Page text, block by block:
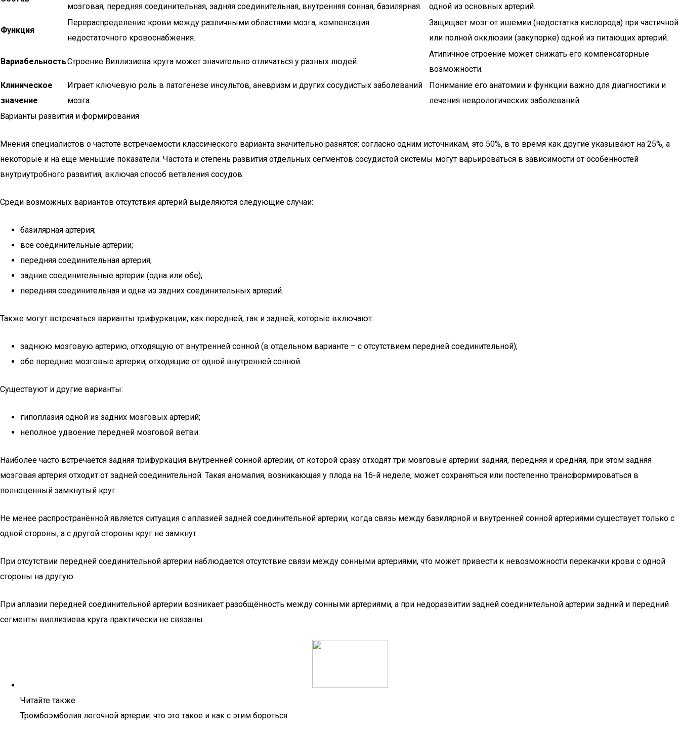
мозговая, передняя соединительная, задняя соединительная, внутренняя сонная, базилярная.
одной из основных артерий.
Функция
Перераспределение крови между различными областями мозга, компенсация
недостаточного кровоснабжения.
Защищает мозг от ишемии (недостатка кислорода) при частичной
или полной окклюзии (закупорке) одной из питающих артерий.
ВариабельностьСтроение Виллизиева круга может значительно отличаться у разных людей.
Атипичное строение может снижать его компенсаторные
возможности.
Клиническое
значение
Играет ключевую роль в патогенезе инсультов, аневризм и других сосудистых заболеваний
мозга.
Понимание его анатомии и функции важно для диагностики и
лечения неврологических заболеваний.
Варианты развития и формирования
Мнения специалистов о частоте встречаемости классического варианта значительно разнятся: согласно одним источникам, это 50%, в то время как другие указывают на 25%, а
некоторые и на еще меньшие показатели. Частота и степень развития отдельных сегментов сосудистой системы могут варьироваться в зависимости от особенностей
внутриутробного развития, включая способ ветвления сосудов.
Среди возможных вариантов отсутствия артерий выделяются следующие случаи:
базилярная артерия;
все соединительные артерии;
передняя соединительная артерия;
задние соединительные артерии (одна или обе);
передняя соединительная и одна из задних соединительных артерий.
Также могут встречаться варианты трифуркации, как передней, так и задней, которые включают:
заднюю мозговую артерию, отходящую от внутренней сонной (в отдельном варианте – с отсутствием передней соединительной);
обе передние мозговые артерии, отходящие от одной внутренней сонной.
Существуют и другие варианты:
гипоплазия одной из задних мозговых артерий;
неполное удвоение передней мозговой ветви.
Наиболее часто встречается задняя трифуркация внутренней сонной артерии, от которой сразу отходят три мозговые артерии: задняя, передняя и средняя, при этом задняя
мозговая артерия отходит от задней соединительной. Такая аномалия, возникающая у плода на 16-й неделе, может сохраняться или постепенно трансформироваться в
полноценный замкнутый круг.
Не менее распространённой является ситуация с аплазией задней соединительной артерии, когда связь между базилярной и внутренней сонной артериями существует только с
одной стороны, а с другой стороны круг не замкнут.
При отсутствии передней соединительной артерии наблюдается отсутствие связи между сонными артериями, что может привести к невозможности перекачки крови с одной
стороны на другую.
При аплазии передней соединительной артерии возникает разобщённость между сонными артериями, а при недоразвитии задней соединительной артерии задний и передний
сегменты виллизиева круга практически не связаны.
Читайте также:
Тромбоэмболия легочной артерии: что это такое и как с этим бороться